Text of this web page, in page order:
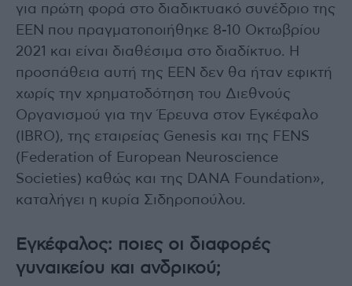
για πρώτη φορά στο διαδικτυακό συνέδριο της
ΕΕΝ που πραγματοποιήθηκε 8-10 Οκτωβρίου
2021 και είναι διαθέσιμα στο διαδίκτυο. Η
προσπάθεια αυτή της ΕΕΝ δεν θα ήταν εφικτή
χωρίς την χρηματοδότηση του Διεθνούς
Οργανισμού για την Έρευνα στον Εγκέφαλο
(IBRO), της εταιρείας Genesis και της FENS
(Federation of European Neuroscience
Societies) καθώς και της DANA Foundation»,
καταλήγει η κυρία Σιδηροπούλου.
Εγκέφαλος: ποιες οι διαφορές
γυναικείου και ανδρικού;